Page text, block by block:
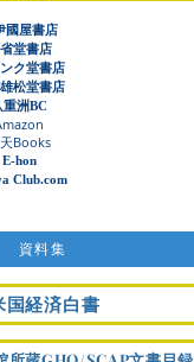
國屋書店
堂書店
ク堂書店​
松堂書店
重洲BC
Books
E-hon
Club.com
資料集
国経済白書